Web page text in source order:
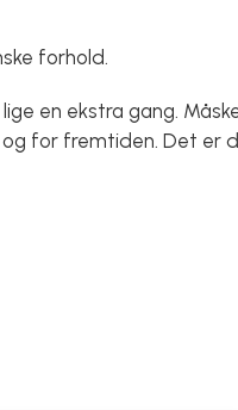
forhold.
en ekstra gang.
for fremtiden. Det er